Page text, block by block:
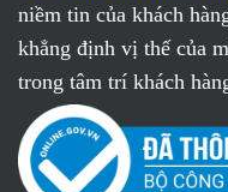
niềm tin của khách
khẳng định vị thế của
trong tâm trí khách